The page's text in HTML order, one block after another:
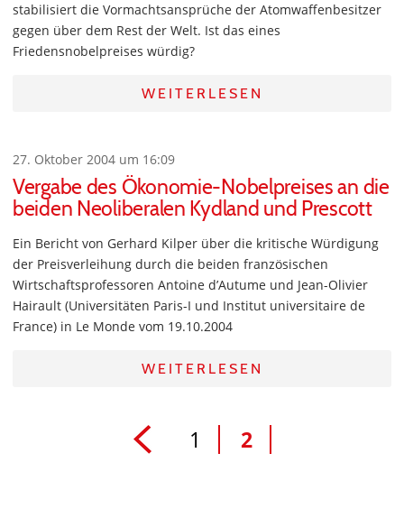
stabilisiert die Vormachtsansprüche der Atomwaffenbesitzer
gegen über dem Rest der Welt. Ist das eines
Friedensnobelpreises würdig?
WEITERLESEN
27. Oktober 2004 um 16:09
Vergabe des Ökonomie-Nobelpreises an die
beiden Neoliberalen Kydland und Prescott
Ein Bericht von Gerhard Kilper über die kritische Würdigung
der Preisverleihung durch die beiden französischen
Wirtschaftsprofessoren Antoine d’Autume und Jean-Olivier
Hairault (Universitäten Paris-I und Institut universitaire de
France) in Le Monde vom 19.10.2004
WEITERLESEN
1 2